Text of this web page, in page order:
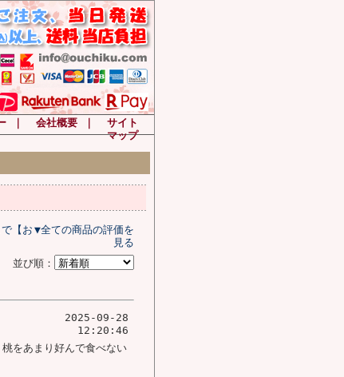
｜ 会社概要｜
サイト
マップ
【お ▼全ての商品の評価を
見る
並び順：
2025-09-28
12:20:46
をあまり好んで食べない